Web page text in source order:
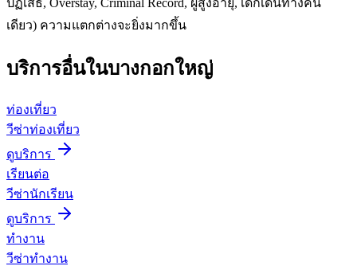
เดียว) ความแตกต่างจะยิ่งมากขึ้น
บริการอื่นในบางกอกใหญ่
ท่องเที่ยว
วีซ่าท่องเที่ยว
ดูบริการ
เรียนต่อ
วีซ่านักเรียน
ดูบริการ
ทำงาน
วีซ่าทำงาน